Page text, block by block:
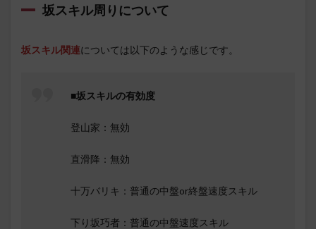
坂スキル周りについて
坂スキル関連については以下のような感じです。
■坂スキルの有効度
登山家：無効
直滑降：無効
十万バリキ：普通の中盤or終盤速度スキル
下り坂巧者：普通の中盤速度スキル